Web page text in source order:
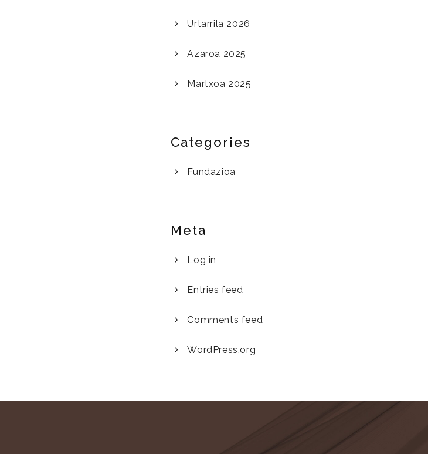
Urtarrila 2026
Azaroa 2025
Martxoa 2025
Categories
Fundazioa
Meta
Log in
Entries feed
Comments feed
WordPress.org